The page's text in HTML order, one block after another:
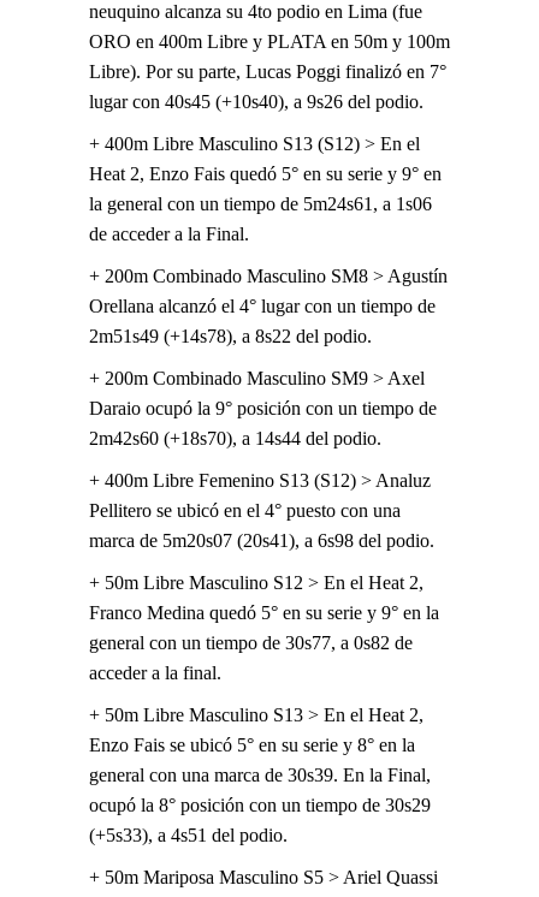
neuquino alcanza su 4to podio en Lima (fue
ORO en 400m Libre y PLATA en 50m y 100m
Libre). Por su parte, Lucas Poggi finalizó en 7°
lugar con 40s45 (+10s40), a 9s26 del podio.
+ 400m Libre Masculino S13 (S12) > En el
Heat 2, Enzo Fais quedó 5° en su serie y 9° en
la general con un tiempo de 5m24s61, a 1s06
de acceder a la Final.
+ 200m Combinado Masculino SM8 > Agustín
Orellana alcanzó el 4° lugar con un tiempo de
2m51s49 (+14s78), a 8s22 del podio.
+ 200m Combinado Masculino SM9 > Axel
Daraio ocupó la 9° posición con un tiempo de
2m42s60 (+18s70), a 14s44 del podio.
+ 400m Libre Femenino S13 (S12) > Analuz
Pellitero se ubicó en el 4° puesto con una
marca de 5m20s07 (20s41), a 6s98 del podio.
+ 50m Libre Masculino S12 > En el Heat 2,
Franco Medina quedó 5° en su serie y 9° en la
general con un tiempo de 30s77, a 0s82 de
acceder a la final.
+ 50m Libre Masculino S13 > En el Heat 2,
Enzo Fais se ubicó 5° en su serie y 8° en la
general con una marca de 30s39. En la Final,
ocupó la 8° posición con un tiempo de 30s29
(+5s33), a 4s51 del podio.
+ 50m Mariposa Masculino S5 > Ariel Quassi